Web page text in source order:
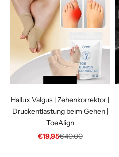
Hallux Valgus | Zehenkorrektor |
Druckentlastung beim Gehen |
ToeAlign
Angebot
€19,95Regulärer Preis
€40,00